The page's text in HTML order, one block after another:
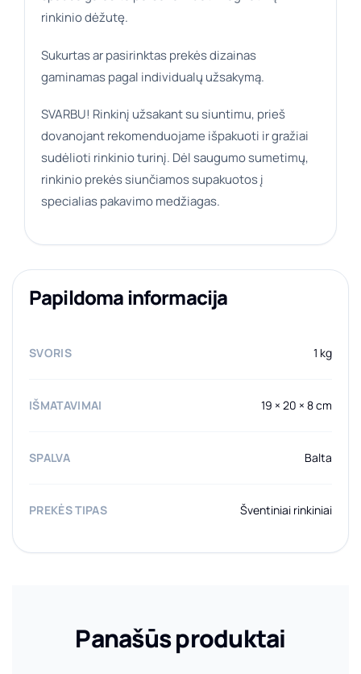
rinkinio dėžutę.
Sukurtas ar pasirinktas prekės dizainas
gaminamas pagal individualų užsakymą.
SVARBU! Rinkinį užsakant su siuntimu, prieš
dovanojant rekomenduojame išpakuoti ir gražiai
sudėlioti rinkinio turinį. Dėl saugumo sumetimų,
rinkinio prekės siunčiamos supakuotos į
specialias pakavimo medžiagas.
Papildoma informacija
SVORIS 1 kg
IŠMATAVIMAI 19 × 20 × 8 cm
SPALVA Balta
PREKĖS TIPAS Šventiniai rinkiniai
Panašūs produktai